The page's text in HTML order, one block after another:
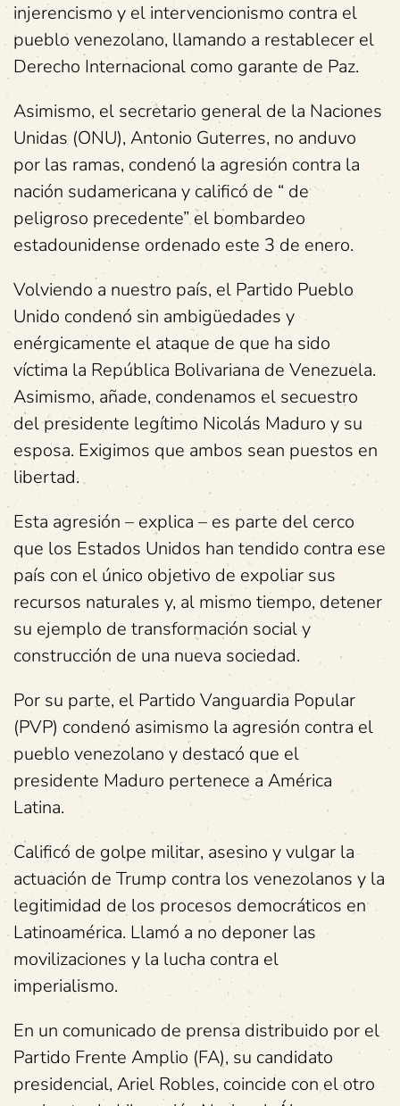
injerencismo y el intervencionismo contra el
pueblo venezolano, llamando a restablecer el
Derecho Internacional como garante de Paz.
Asimismo, el secretario general de la Naciones
Unidas (ONU), Antonio Guterres, no anduvo
por las ramas, condenó la agresión contra la
nación sudamericana y calificó de “ de
peligroso precedente” el bombardeo
estadounidense ordenado este 3 de enero.
Volviendo a nuestro país, el Partido Pueblo
Unido condenó sin ambigüedades y
enérgicamente el ataque de que ha sido
víctima la República Bolivariana de Venezuela.
Asimismo, añade, condenamos el secuestro
del presidente legítimo Nicolás Maduro y su
esposa. Exigimos que ambos sean puestos en
libertad.
Esta agresión – explica – es parte del cerco
que los Estados Unidos han tendido contra ese
país con el único objetivo de expoliar sus
recursos naturales y, al mismo tiempo, detener
su ejemplo de transformación social y
construcción de una nueva sociedad.
Por su parte, el Partido Vanguardia Popular
(PVP) condenó asimismo la agresión contra el
pueblo venezolano y destacó que el
presidente Maduro pertenece a América
Latina.
Calificó de golpe militar, asesino y vulgar la
actuación de Trump contra los venezolanos y la
legitimidad de los procesos democráticos en
Latinoamérica. Llamó a no deponer las
movilizaciones y la lucha contra el
imperialismo.
En un comunicado de prensa distribuido por el
Partido Frente Amplio (FA), su candidato
presidencial, Ariel Robles, coincide con el otro